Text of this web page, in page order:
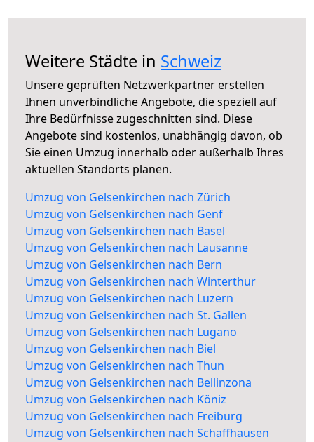
Weitere Städte in Schweiz
Unsere geprüften Netzwerkpartner erstellen
Ihnen unverbindliche Angebote, die speziell auf
Ihre Bedürfnisse zugeschnitten sind. Diese
Angebote sind kostenlos, unabhängig davon, ob
Sie einen Umzug innerhalb oder außerhalb Ihres
aktuellen Standorts planen.
Umzug von Gelsenkirchen nach Zürich
Umzug von Gelsenkirchen nach Genf
Umzug von Gelsenkirchen nach Basel
Umzug von Gelsenkirchen nach Lausanne
Umzug von Gelsenkirchen nach Bern
Umzug von Gelsenkirchen nach Winterthur
Umzug von Gelsenkirchen nach Luzern
Umzug von Gelsenkirchen nach St. Gallen
Umzug von Gelsenkirchen nach Lugano
Umzug von Gelsenkirchen nach Biel
Umzug von Gelsenkirchen nach Thun
Umzug von Gelsenkirchen nach Bellinzona
Umzug von Gelsenkirchen nach Köniz
Umzug von Gelsenkirchen nach Freiburg
Umzug von Gelsenkirchen nach Schaffhausen